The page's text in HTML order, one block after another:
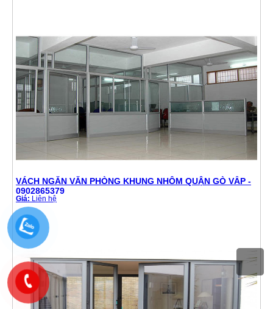
VÁCH NGĂN VĂN PHÒNG KHUNG NHÔM QUẬN GÒ VẤP -
0902865379
Giá: Liên hệ